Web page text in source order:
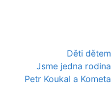
Děti dětem
Jsme jedna rodina
Petr Koukal a Kometa